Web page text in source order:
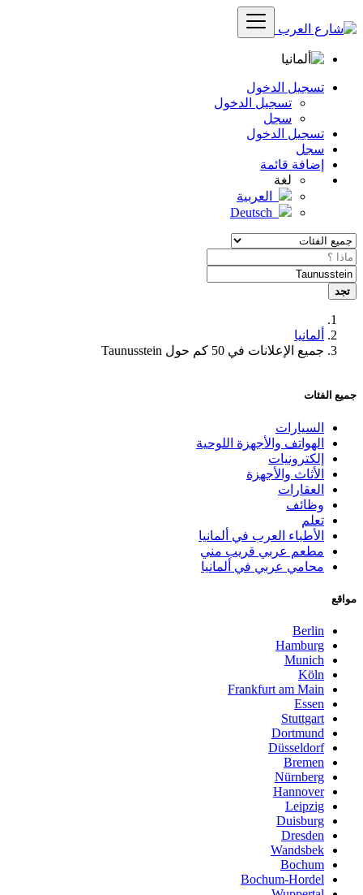
تسجيل الدخول
تسجيل الدخول
سجل
تسجيل الدخول
سجل
إضافة قائمة
لغة
العربية
تجد
ألمانيا
جميع الإعلانات في 50 كم حول Taunusstein
جميع الفئات
السيارات
الهواتف والأجهزة اللوحية
إلكترونيات
الأثاث والأجهزة
العقارات
وظائف
تعلم
الأطباء العرب في ألمانيا
مطعم عربي قريب مني
محامي عربي في ألمانيا
مواقع
Berlin
Hamburg
Munich
Köln
Frankfurt am Main
Essen
Stuttgart
Dortmund
Düsseldorf
Bremen
Nürnberg
Hannover
Leipzig
Duisburg
Dresden
Wandsbek
Bochum
Bochum-Hordel